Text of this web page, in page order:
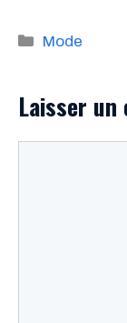
Catégories
Mode
Laisser